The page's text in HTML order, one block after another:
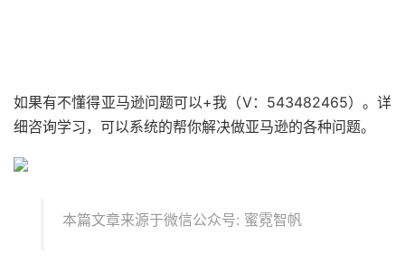
如果有不懂得亚马逊问题可以+我（V：543482465）。详
细咨询学习，可以系统的帮你解决做亚马逊的各种问题。
本篇文章来源于微信公众号: 蜜霓智帆